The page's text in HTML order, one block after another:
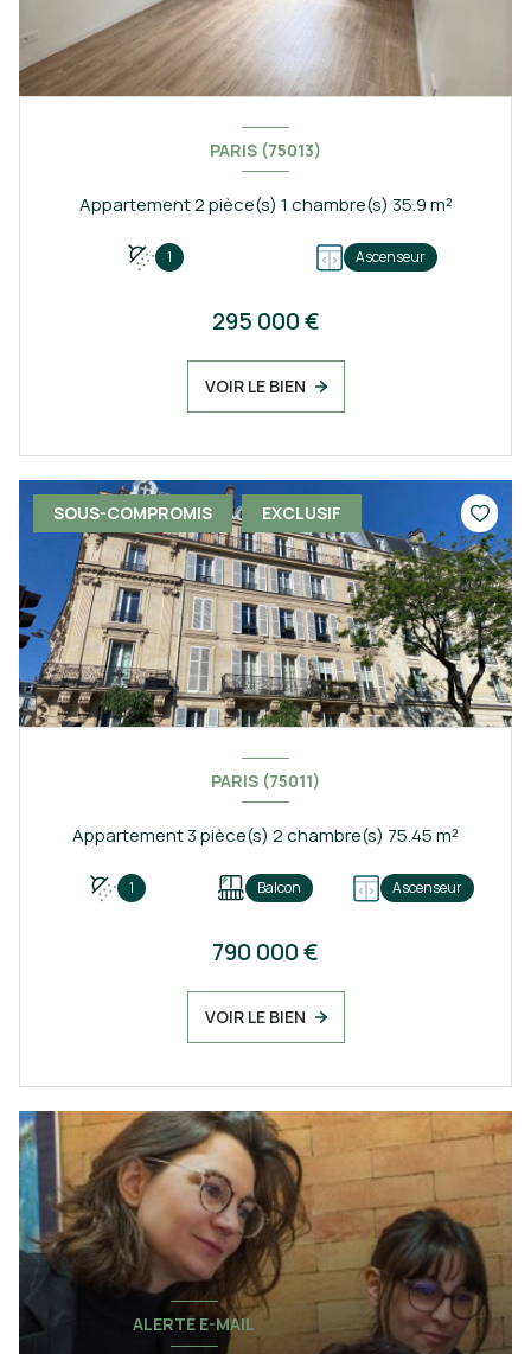
PARIS (75013)
Appartement 2 pièce(s) 1 chambre(s) 35.9 m²
1 Ascenseur
295 000 €
VOIR LE BIEN
SOUS-COMPROMIS EXCLUSIF
PARIS (75011)
Appartement 3 pièce(s) 2 chambre(s) 75.45 m²
1 Balcon Ascenseur
790 000 €
VOIR LE BIEN
ALERTE E-MAIL